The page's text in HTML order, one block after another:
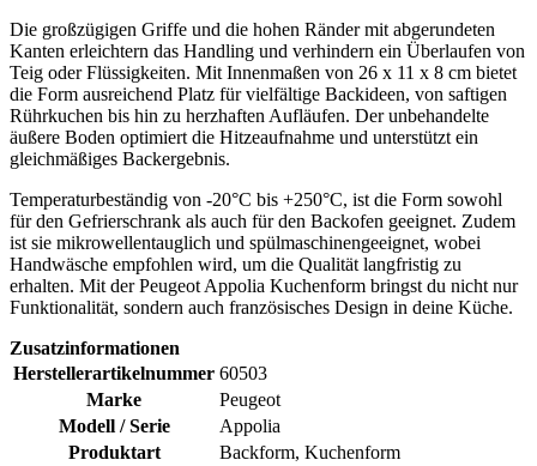
Die großzügigen Griffe und die hohen Ränder mit abgerundeten
Kanten erleichtern das Handling und verhindern ein Überlaufen von
Teig oder Flüssigkeiten. Mit Innenmaßen von 26 x 11 x 8 cm bietet
die Form ausreichend Platz für vielfältige Backideen, von saftigen
Rührkuchen bis hin zu herzhaften Aufläufen. Der unbehandelte
äußere Boden optimiert die Hitzeaufnahme und unterstützt ein
gleichmäßiges Backergebnis.
Temperaturbeständig von -20°C bis +250°C, ist die Form sowohl
für den Gefrierschrank als auch für den Backofen geeignet. Zudem
ist sie mikrowellentauglich und spülmaschinengeeignet, wobei
Handwäsche empfohlen wird, um die Qualität langfristig zu
erhalten. Mit der Peugeot Appolia Kuchenform bringst du nicht nur
Funktionalität, sondern auch französisches Design in deine Küche.
Zusatzinformationen
Herstellerartikelnummer 60503
Marke
Peugeot
Modell / Serie
Appolia
Produktart
Backform, Kuchenform